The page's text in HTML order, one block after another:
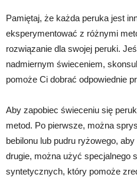
Pamiętaj, że każda peruka jest
eksperymentować z różnymi
rozwiązanie dla swojej peruki.
nadmiernym świeceniem,
pomoże Ci dobrać odpowiednie
Aby zapobiec świeceniu się
metod. Po pierwsze, można
bebilonu lub pudru ryżowego,
drugie, można użyć specjalnego
syntetycznych, który pomoże